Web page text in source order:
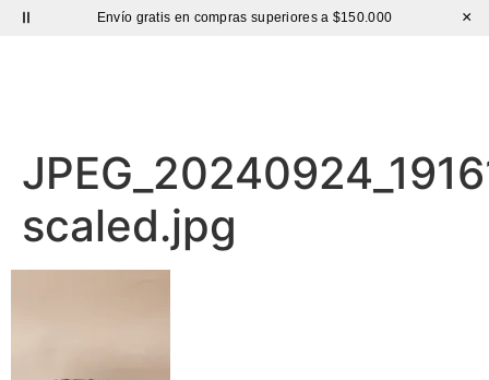
Envío gratis en compras superiores a $150.000 ×
scaled.jpg